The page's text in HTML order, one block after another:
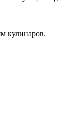
кулинаров.